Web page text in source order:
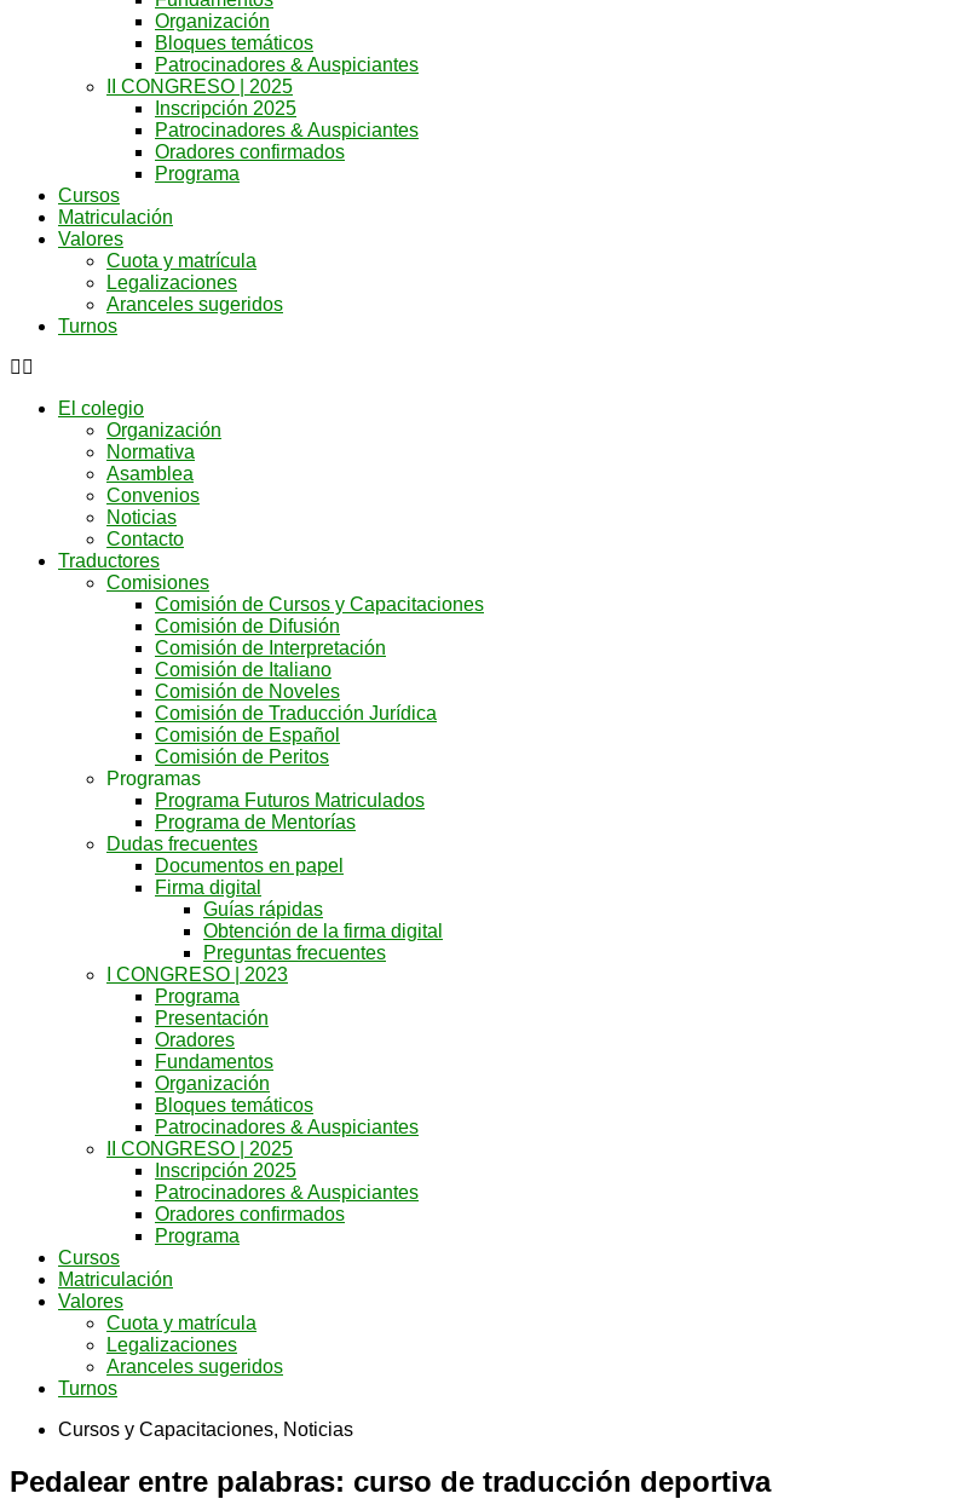
Organización
Bloques temáticos
Patrocinadores & Auspiciantes
II CONGRESO | 2025
Inscripción 2025
Patrocinadores & Auspiciantes
Oradores confirmados
Programa
Cursos
Matriculación
Valores
Cuota y matrícula
Legalizaciones
Aranceles sugeridos
Turnos
El colegio
Organización
Normativa
Asamblea
Convenios
Noticias
Contacto
Traductores
Comisiones
Comisión de Cursos y Capacitaciones
Comisión de Difusión
Comisión de Interpretación
Comisión de Italiano
Comisión de Noveles
Comisión de Traducción Jurídica
Comisión de Español
Comisión de Peritos
Programas
Programa Futuros Matriculados
Programa de Mentorías
Dudas frecuentes
Documentos en papel
Firma digital
Guías rápidas
Obtención de la firma digital
Preguntas frecuentes
I CONGRESO | 2023
Programa
Presentación
Oradores
Fundamentos
Organización
Bloques temáticos
Patrocinadores & Auspiciantes
II CONGRESO | 2025
Inscripción 2025
Patrocinadores & Auspiciantes
Oradores confirmados
Programa
Cursos
Matriculación
Valores
Cuota y matrícula
Legalizaciones
Aranceles sugeridos
Turnos
Cursos y Capacitaciones, Noticias
Pedalear entre palabras: curso de traducción deportiva